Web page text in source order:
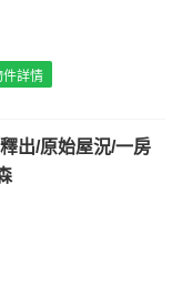
件詳情
出/原始屋況/一房